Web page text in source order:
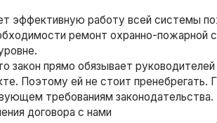
эффективную работу всей системы
ремонт охранно-пожарной
закон прямо обязывает
Поэтому ей не стоит пренебрегать.
требованиям законодательства.
договора с нами